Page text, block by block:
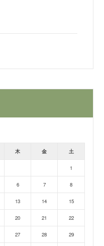
木 金 土
1
6 7 8
13 14 15
20 21 22
27 28 29